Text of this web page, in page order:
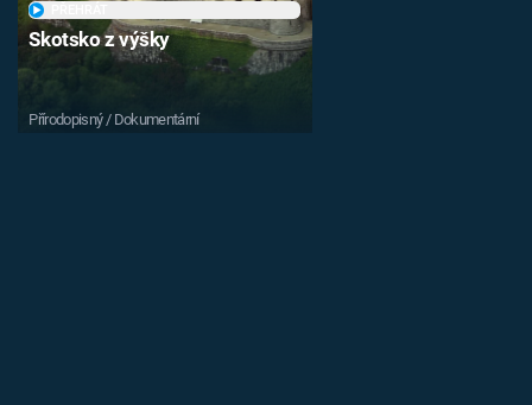
Skotsko z výšky
Přírodopisný / Dokumentární